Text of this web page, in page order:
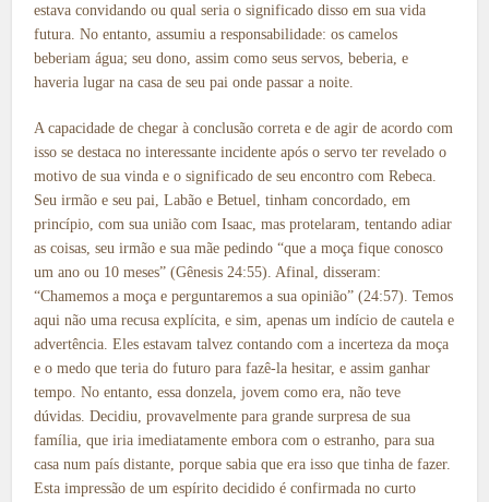
estava convidando ou qual seria o significado disso em sua vida
futura. No entanto, assumiu a responsabilidade: os camelos
beberiam água; seu dono, assim como seus servos, beberia, e
haveria lugar na casa de seu pai onde passar a noite.
A capacidade de chegar à conclusão correta e de agir de acordo com
isso se destaca no interessante incidente após o servo ter revelado o
motivo de sua vinda e o significado de seu encontro com Rebeca.
Seu irmão e seu pai, Labão e Betuel, tinham concordado, em
princípio, com sua união com Isaac, mas protelaram, tentando adiar
as coisas, seu irmão e sua mãe pedindo “que a moça fique conosco
um ano ou 10 meses” (Gênesis 24:55). Afinal, disseram:
“Chamemos a moça e perguntaremos a sua opinião” (24:57). Temos
aqui não uma recusa explícita, e sim, apenas um indício de cautela e
advertência. Eles estavam talvez contando com a incerteza da moça
e o medo que teria do futuro para fazê-la hesitar, e assim ganhar
tempo. No entanto, essa donzela, jovem como era, não teve
dúvidas. Decidiu, provavelmente para grande surpresa de sua
família, que iria imediatamente embora com o estranho, para sua
casa num país distante, porque sabia que era isso que tinha de fazer.
Esta impressão de um espírito decidido é confirmada no curto